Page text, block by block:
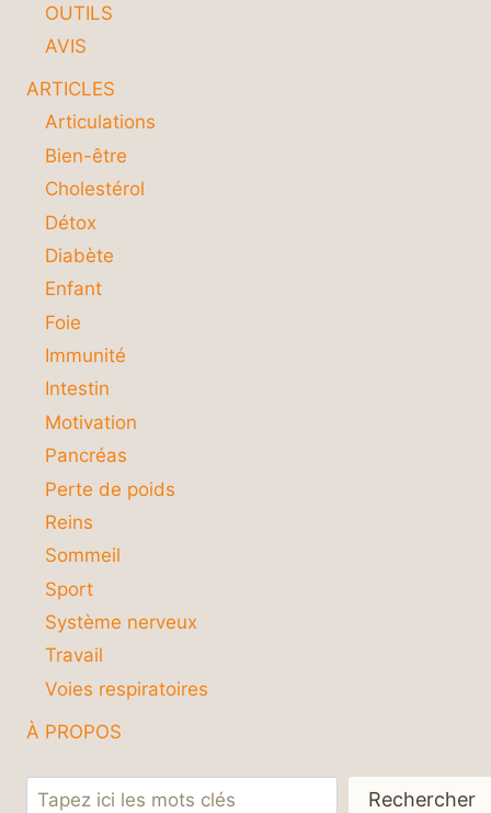
OUTILS
AVIS
ARTICLES
Articulations
Bien-être
Cholestérol
Détox
Diabète
Enfant
Foie
Immunité
Intestin
Motivation
Pancréas
Perte de poids
Reins
Sommeil
Sport
Système nerveux
Travail
Voies respiratoires
À PROPOS
Rechercher Rechercher